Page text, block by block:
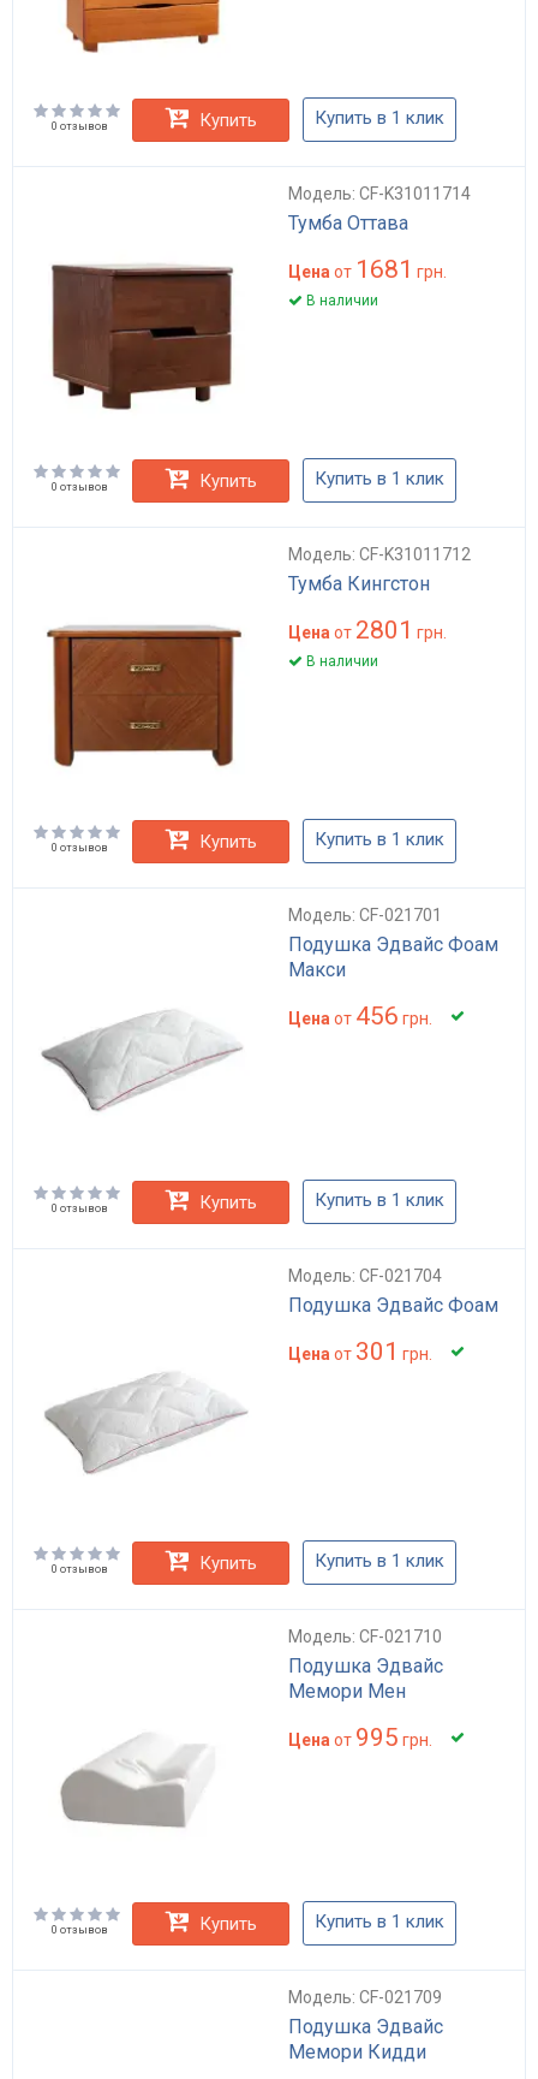
0 отзывов Купить Купить в 1 клик
Модель: CF-K31011714
Тумба Оттава
Цена от 1681 грн.
В наличии
0 отзывов Купить Купить в 1 клик
Модель: CF-K31011712
Тумба Кингстон
Цена от 2801 грн.
В наличии
0 отзывов Купить Купить в 1 клик
Модель: CF-021701
Подушка Эдвайс Фоам
Макси
Цена от 456 грн.
0 отзывов Купить Купить в 1 клик
Модель: CF-021704
Подушка Эдвайс Фоам
Цена от 301 грн.
0 отзывов Купить Купить в 1 клик
Модель: CF-021710
Подушка Эдвайс
Мемори Мен
Цена от 995 грн.
0 отзывов Купить Купить в 1 клик
Модель: CF-021709
Подушка Эдвайс
Мемори Кидди